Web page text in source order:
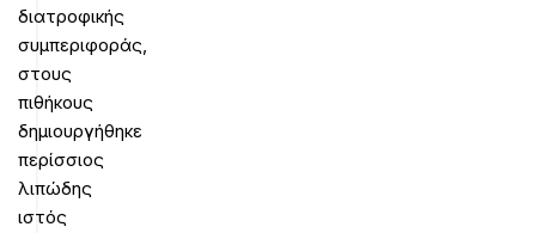
διατροφικής
συμπεριφοράς,
στους
πιθήκους
δημιουργήθηκε
περίσσιος
λιπώδης
ιστός